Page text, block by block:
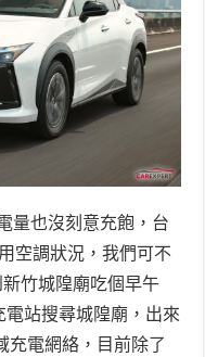
量也沒刻意充飽，台
空調狀況，我們可不
竹城隍廟吃個早午
電站搜尋城隍廟，出來
充電網絡，目前除了